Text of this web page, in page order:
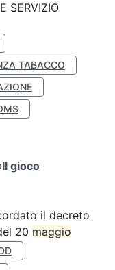
SERVIZIO
TABACCO
gioco
il decreto
20 maggio